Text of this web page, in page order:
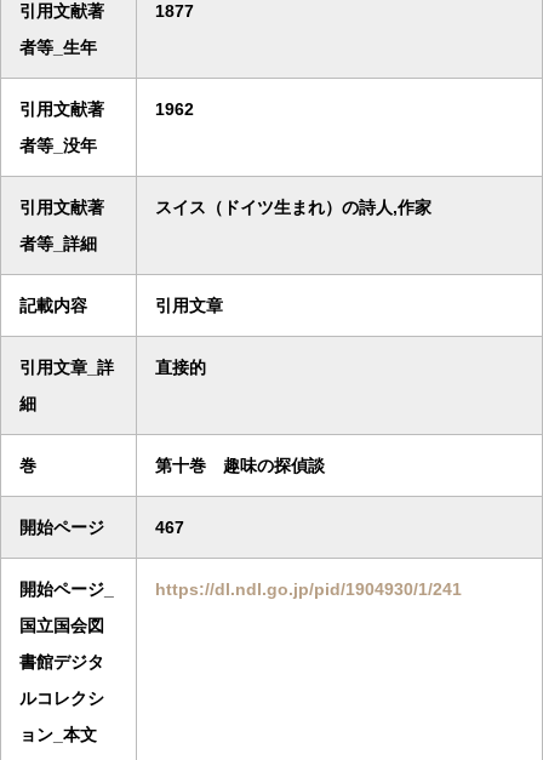
引用文献著
者等_生年
1877
引用文献著
者等_没年
1962
引用文献著
者等_詳細
スイス（ドイツ生まれ）の詩人,作家
記載内容 引用文章
引用文章_詳
細
直接的
巻 第十巻 趣味の探偵談
開始ページ 467
開始ページ_
国立国会図
書館デジタ
ルコレクシ
ョン_本文
https://dl.ndl.go.jp/pid/1904930/1/241